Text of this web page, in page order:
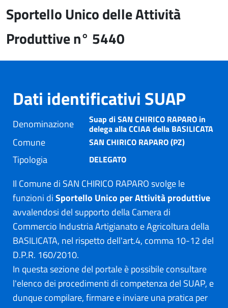
Sportello Unico delle Attività
Produttive n° 5440
Dati identificativi SUAP
Denominazione Suap di SAN CHIRICO RAPARO in
delega alla CCIAA della BASILICATA
Comune SAN CHIRICO RAPARO (PZ)
Tipologia DELEGATO
Il Comune di SAN CHIRICO RAPARO svolge le
funzioni diSportello Unico per Attività produttive
avvalendosi del supporto della Camera di
Commercio Industria Artigianato e Agricoltura della
BASILICATA, nel rispetto dell'art.4, comma 10-12 del
D.P.R. 160/2010.
In questa sezione del portale è possibile consultare
l'elenco dei procedimenti di competenza del SUAP, e
dunque compilare, firmare e inviare una pratica per